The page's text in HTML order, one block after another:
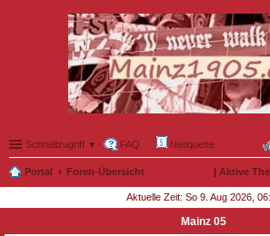
Schnellzugriff ▼ FAQ Netiquette
Portal Foren-Übersicht | Aktive
Aktuelle Zeit: So 9. Aug 2026,
Mainz 05